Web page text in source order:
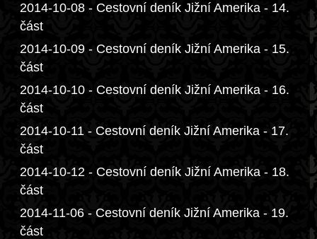
2014-10-08 - Cestovní deník Jižní Amerika - 14.
část
2014-10-09 - Cestovní deník Jižní Amerika - 15.
část
2014-10-10 - Cestovní deník Jižní Amerika - 16.
část
2014-10-11 - Cestovní deník Jižní Amerika - 17.
část
2014-10-12 - Cestovní deník Jižní Amerika - 18.
část
2014-11-06 - Cestovní deník Jižní Amerika - 19.
část